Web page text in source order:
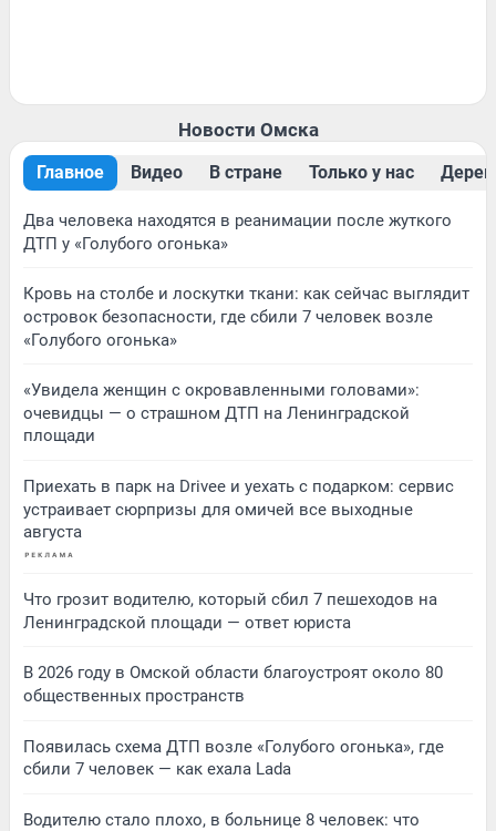
Новости Омска
Главное Видео В стране Только у нас
Два человека находятся в реанимации после жуткого
ДТП у «Голубого огонька»
Кровь на столбе и лоскутки ткани: как сейчас выглядит
островок безопасности, где сбили 7 человек возле
«Голубого огонька»
«Увидела женщин с окровавленными головами»:
очевидцы — о страшном ДТП на Ленинградской
площади
Приехать в парк на Drivee и уехать с подарком: сервис
устраивает сюрпризы для омичей все выходные
августа
Что грозит водителю, который сбил 7 пешеходов на
Ленинградской площади — ответ юриста
В 2026 году в Омской области благоустроят около 80
общественных пространств
Появилась схема ДТП возле «Голубого огонька», где
сбили 7 человек — как ехала Lada
Водителю стало плохо, в больнице 8 человек: что